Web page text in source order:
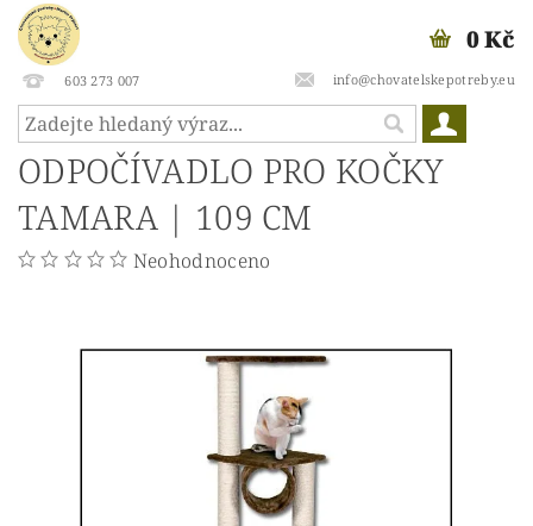
603 273 007 info@chovatelskepotreby.eu
0 Kč
ODPOČÍVADLO PRO KOČKY
TAMARA | 109 CM
Neohodnoceno